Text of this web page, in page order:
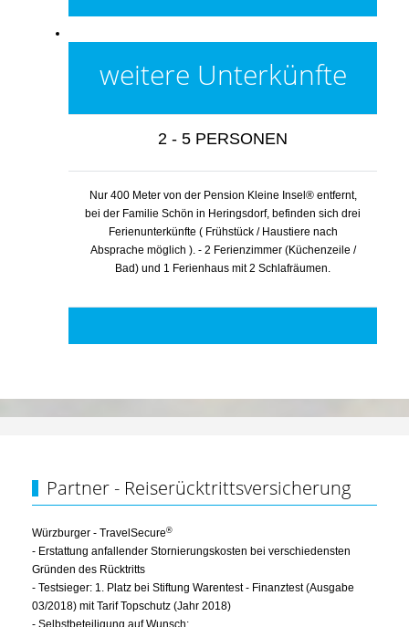
weitere Unterkünfte
2 - 5 PERSONEN
Nur 400 Meter von der Pension Kleine Insel® entfernt,
bei der Familie Schön in Heringsdorf, befinden sich drei
Ferienunterkünfte ( Frühstück / Haustiere nach
Absprache möglich ). - 2 Ferienzimmer (Küchenzeile /
Bad) und 1 Ferienhaus mit 2 Schlafräumen.
Partner - Reiserücktrittsversicherung
Würzburger - TravelSecure®
- Erstattung anfallender Stornierungskosten bei verschiedensten
Gründen des Rücktritts
- Testsieger: 1. Platz bei Stiftung Warentest - Finanztest (Ausgabe
03/2018) mit Tarif Topschutz (Jahr 2018)
- Selbstbeteiligung auf Wunsch: